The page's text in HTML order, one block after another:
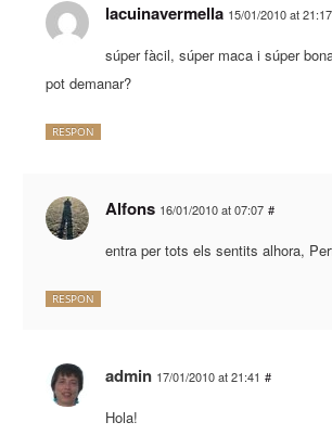
lacuinavermella 15/01/2010 at 21:17
súper fàcil, súper maca i súper
pot demanar?
RESPON
Alfons 16/01/2010 at 07:07 #
entra per tots els sentits alhora,
RESPON
admin 17/01/2010 at 21:41 #
Hola!